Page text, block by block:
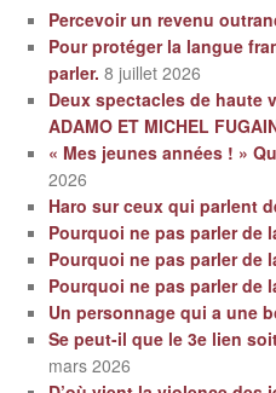
Percevoir un revenu
Pour protéger la langue
parler. 8 juillet 2026
Deux spectacles de haute
ADAMO ET MICHEL
« Mes jeunes années ! »
2026
Haro sur ceux qui parlent
Pourquoi ne pas parler de
Pourquoi ne pas parler de
Pourquoi ne pas parler de
Un personnage qui a une
Se peut-il que le 3e lien
mars 2026